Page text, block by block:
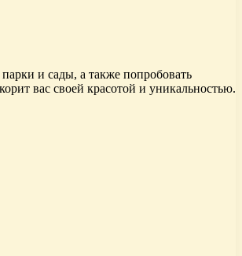
и сады, а также попробовать
вас своей красотой и уникальностью.